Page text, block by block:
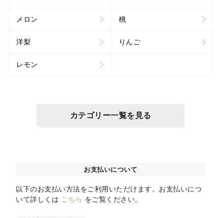
メロン 桃
洋梨 りんご
レモン
カテゴリー一覧を見る
お支払いについて
以下のお支払い方法をご利用いただけます。お支払いにつ
いて詳しくは こちら をご覧ください。